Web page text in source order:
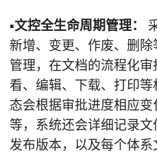
▪文控全生命周期管理：
新增、变更、作废、删
管理，在文档的流程化
看、编辑、下载、打印
态会根据审批进度相应
等，系统还会详细记录
发布版本，以及每个体